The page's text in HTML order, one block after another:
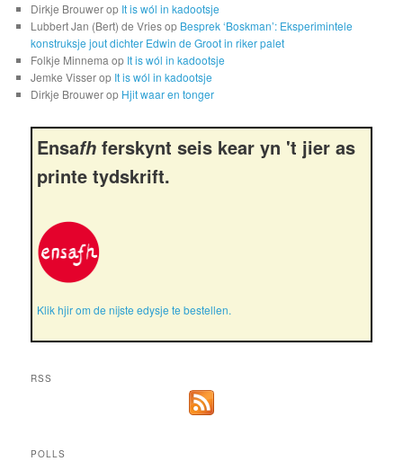
Dirkje Brouwerop It is wól in kadootsje
Lubbert Jan (Bert) de Vriesop Besprek ‘Boskman’: Eksperimintele
konstruksje jout dichter Edwin de Groot in riker palet
Folkje Minnemaop It is wól in kadootsje
Jemke Visserop It is wól in kadootsje
Dirkje Brouwerop Hjit waar en tonger
Ensafh ferskynt seis kear yn 't jier as
printe tydskrift.
Klik hjir om de nijste edysje te bestellen.
RSS
POLLS